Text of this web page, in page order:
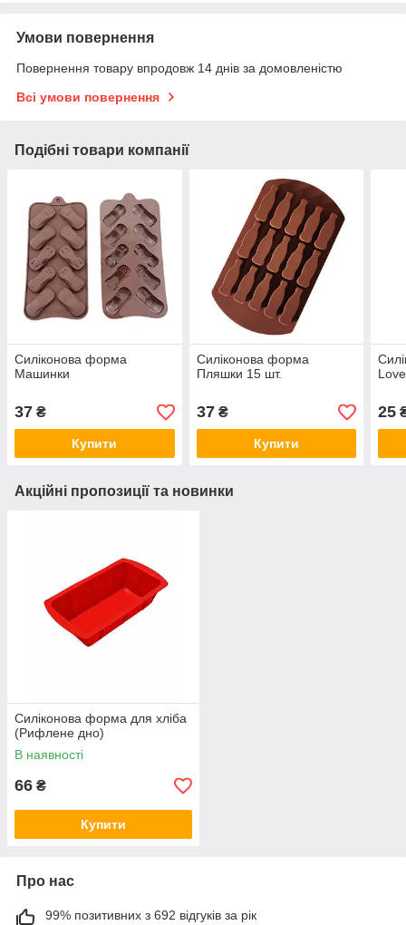
Умови повернення
Повернення товару впродовж 14 днів за домовленістю
Всі умови повернення
Подібні товари компанії
Силіконова форма
Машинки
37 ₴
Купити
Силіконова форма
Пляшки 15 шт.
37₴
Купити
Love
25
Акційні пропозиції та новинки
Силіконова форма для хліба
(Рифлене дно)
В наявності
66 ₴
Купити
Про нас
99% позитивних з 692 відгуків за рік